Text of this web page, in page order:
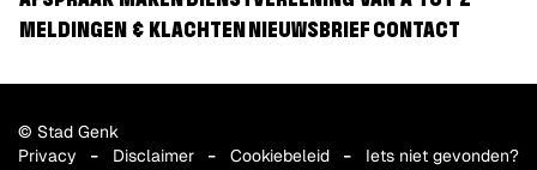
MELDINGEN & KLACHTEN
NIEUWSBRIEF CONTACT
© Stad Genk
Privacy
Disclaimer Cookiebeleid
Iets niet gevonden?